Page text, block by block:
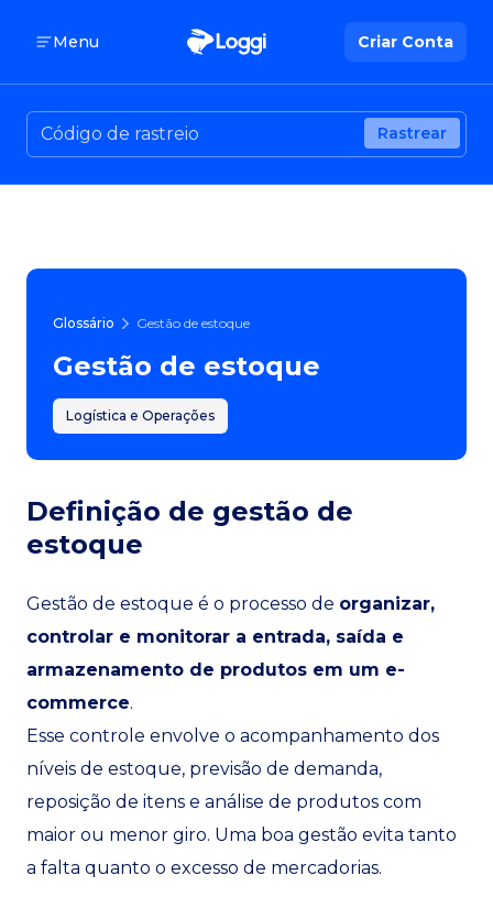
Menu Criar Conta
Rastrear
Glossário Gestão de estoque
Gestão de estoque
Logística e Operações
Definição de gestão de
estoque
Gestão de estoque é o processo de organizar,
controlar e monitorar a entrada, saída e
armazenamento de produtos em um e-
commerce.
Esse controle envolve o acompanhamento dos
níveis de estoque, previsão de demanda,
reposição de itens e análise de produtos com
maior ou menor giro. Uma boa gestão evita tanto
a falta quanto o excesso de mercadorias.